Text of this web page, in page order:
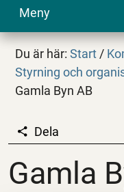
Meny
Du är här:Start /
Styrning och
Gamla Byn AB
Gamla
Dela
Gamla